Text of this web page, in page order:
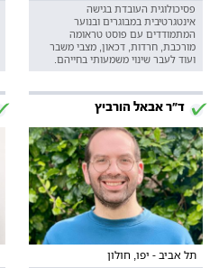
פסיכולוגית העובדת בגישה
אינטגרטיבית במבוגרים ובנוער
המתמודדים עם פוסט טראומה
מורכבת, חרדות, דכאון, מצבי משבר
ועוד לעבר שינוי משמעותי בחייהם.
ד"ר אבאל הורביץ
תל אביב - יפו, חולון